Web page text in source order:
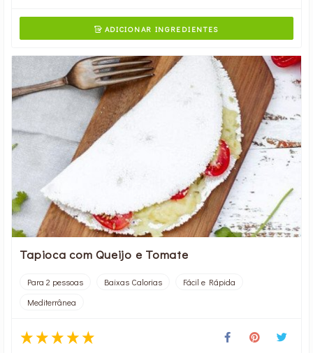
ADICIONAR INGREDIENTES
Tapioca com Queijo e Tomate
Para 2 pessoas Baixas Calorias
Fácil e Rápida
Mediterrânea